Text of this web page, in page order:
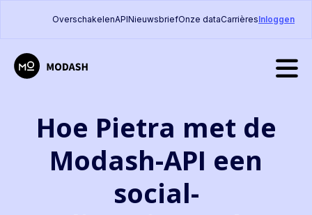
OverschakelenAPINieuwsbriefOnze dataCarrièresInloggen
Hoe Pietra met de
Modash-API een
social-